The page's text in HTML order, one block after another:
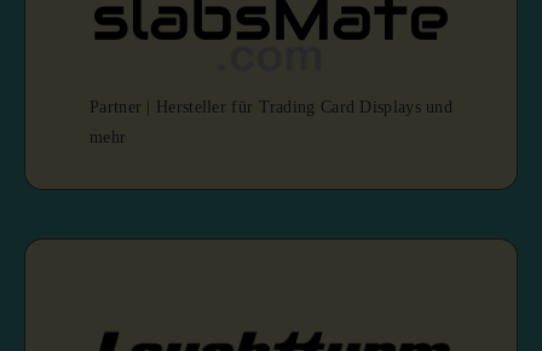
Partner | Hersteller für Trading Card Displays und
mehr